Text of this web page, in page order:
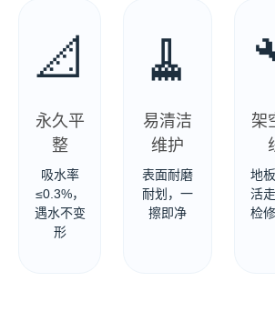
📐
永久平
整
吸水率
≤0.3%，
遇水不变
形
🧹
易清洁
维护
表面耐磨
耐划，一
擦即净
架
地
活
检